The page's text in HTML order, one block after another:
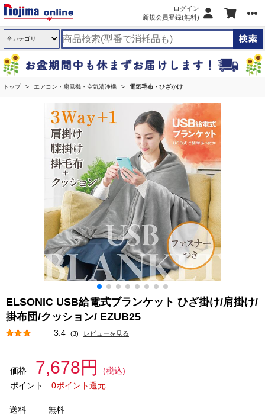
ログイン
新規会員登録(無料)
トップ エアコン・扇風機・空気清浄機 電気毛布・ひざかけ
ELSONIC USB給電式ブランケット ひざ掛け/肩掛け/
掛布団/クッション/ EZUB25
3.4 (3) レビューを見る
価格 7,678円
(税込)
ポイント
0ポイント還元
送料
無料